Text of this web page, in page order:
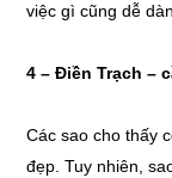
việc gì cũng dễ
4 – Điền Trạch –
Các sao cho thấy
đẹp. Tuy nhiên,